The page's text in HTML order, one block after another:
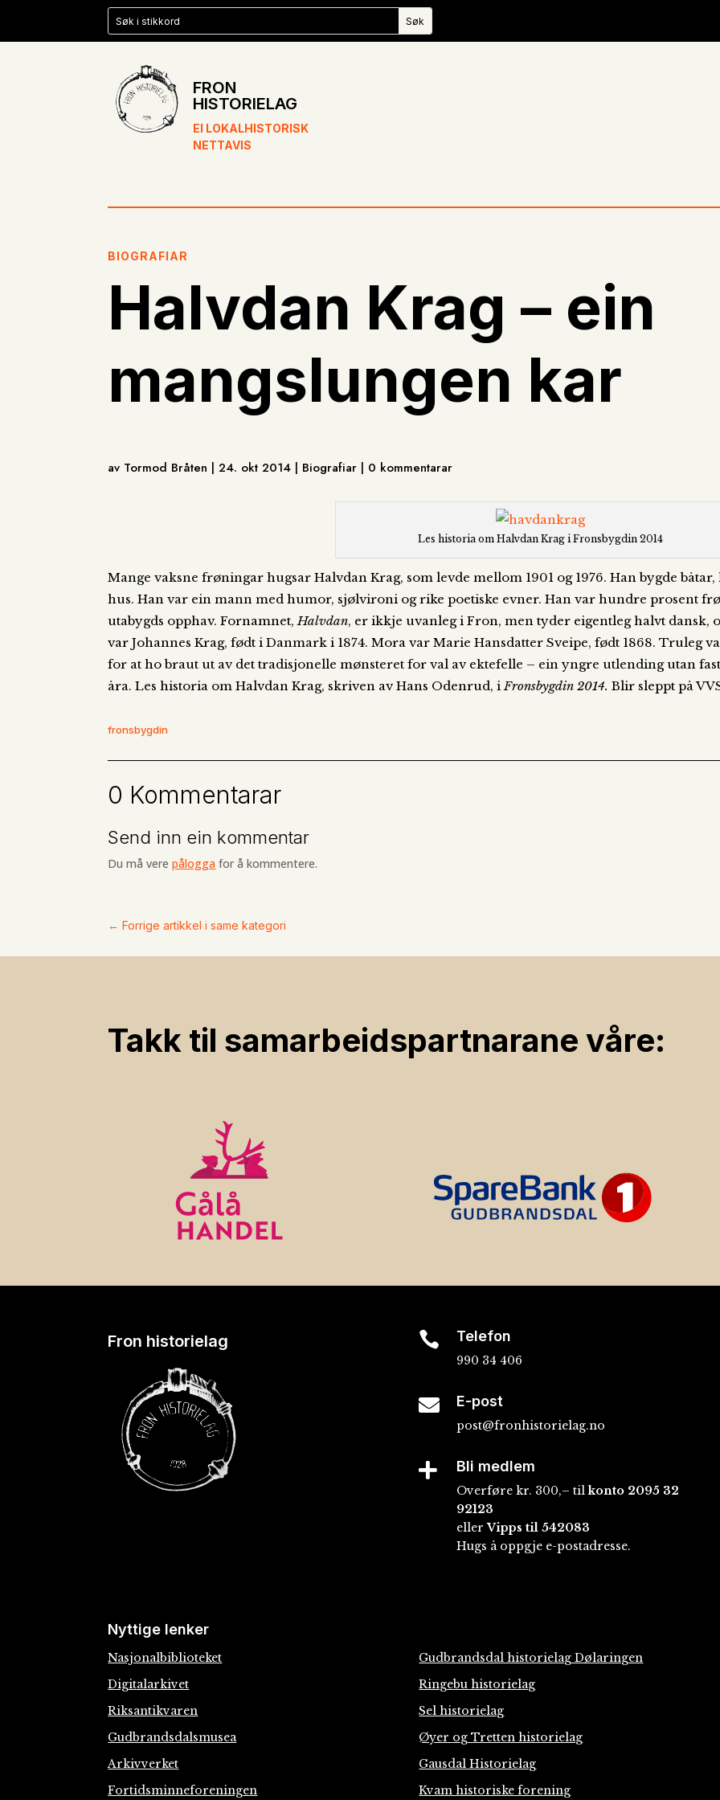
FRON
HISTORIELAG
EI LOKALHISTORISK
NETTAVIS
BIOGRAFIAR
Halvdan Krag – ein
mangslungen kar
av Tormod Bråten | 24. okt 2014 | Biografiar | 0 kommentarar
Les historia om Halvdan Krag i Fronsbygdin 2014
Mange vaksne frøningar hugsar Halvdan Krag, som levde mellom 1901 og 1976. Han bygde
hus. Han var ein mann med humor, sjølvironi og rike poetiske evner. Han var hundre prosent
utabygds opphav. Fornamnet,Halvdan, er ikkje uvanleg i Fron, men tyder eigentleg halvt dansk,
var Johannes Krag, født i Danmark i 1874. Mora var Marie Hansdatter Sveipe, født 1868. Truleg
for at ho braut ut av det tradisjonelle mønsteret for val av ektefelle – ein yngre utlending utan
åra. Les historia om Halvdan Krag, skriven av Hans Odenrud, iFronsbygdin 2014. Blir sleppt på
fronsbygdin
0 Kommentarar
Send inn ein kommentar
Du må verepålogga for å kommentere.
←Forrige artikkel i same kategori
Takk til samarbeids­partnarane våre:
Fron historielag  Telefon
990 34 406
 E-post
post@fronhistorielag.no
 Bli medlem
Overføre kr. 300,– tilkonto 2095 32
92123
ellerVipps til 542083
Hugs å oppgje e-postadresse.
Nyttige lenker
Nasjonalbiblioteket
Digitalarkivet
Riksantikvaren
Gudbrandsdalsmusea
Arkivverket
Fortidsminneforeningen
Gudbrandsdal historielag Dølaringen
Ringebu historielag
Sel historielag
Øyer og Tretten historielag
Gausdal Historielag
Kvam historiske forening